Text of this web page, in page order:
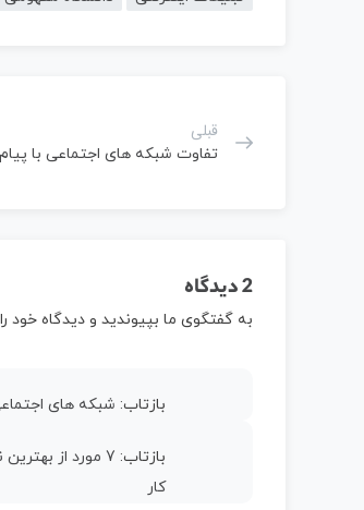
قبلی
تفاوت شبکه های اجتماعی با
2 دیدگاه
به گفتگوی ما بپیوندید و دیدگاه خود
بازتاب: شبکه های
بازتاب:
7 مورد از
کار